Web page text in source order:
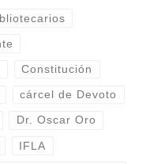
Constitución
cárcel de Devoto
Dr. Oscar Oro
IFLA